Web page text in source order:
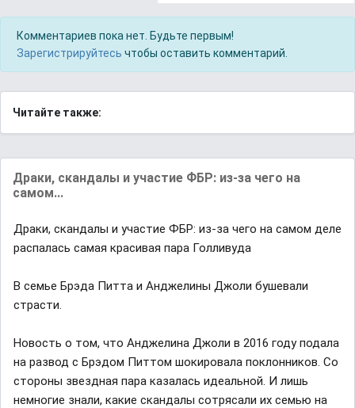
Комментариев пока нет. Будьте первым!
Зарегистрируйтесь чтобы оставить комментарий.
Читайте также:
Драки, скандалы и участие ФБР: из-за чего на
самом...
Драки, скандалы и участие ФБР: из-за чего на самом деле
распалась самая красивая пара Голливуда
В семье Брэда Питта и Анджелины Джоли бушевали
страсти.
Новость о том, что Анджелина Джоли в 2016 году подала
на развод с Брэдом Питтом шокировала поклонников. Со
стороны звездная пара казалась идеальной. И лишь
немногие знали, какие скандалы сотрясали их семью на